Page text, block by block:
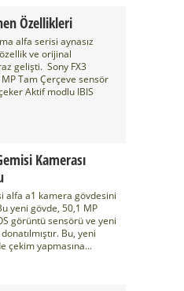
Özellikleri
alfa serisi aynasız
ve orijinal
gelişti. Sony FX3
Tam Çerçeve sensör
Aktif modlu IBIS
Kamerası
alfa a1 kamera gövdesini
yeni gövde, 50,1 MP
görüntü sensörü ve yeni
Bu, yeni
çekim yapmasına...